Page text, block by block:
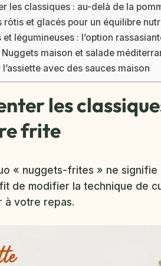
les classiques : au-delà de la
rôtis et glacés pour un équilibre
et légumineuses : l’option
Nuggets maison et salade
avec des sauces maison
les
frite
« nuggets-frites » ne signifie
de modifier la technique de
à votre repas.